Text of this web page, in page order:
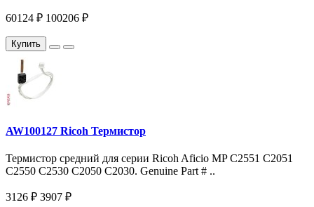
60124 ₽ 100206 ₽
Купить
AW100127 Ricoh Термистор
Термистор средний для серии Ricoh Aficio MP С2551 С2051
C2550 C2530 C2050 C2030. Genuine Part # ..
3126 ₽ 3907 ₽